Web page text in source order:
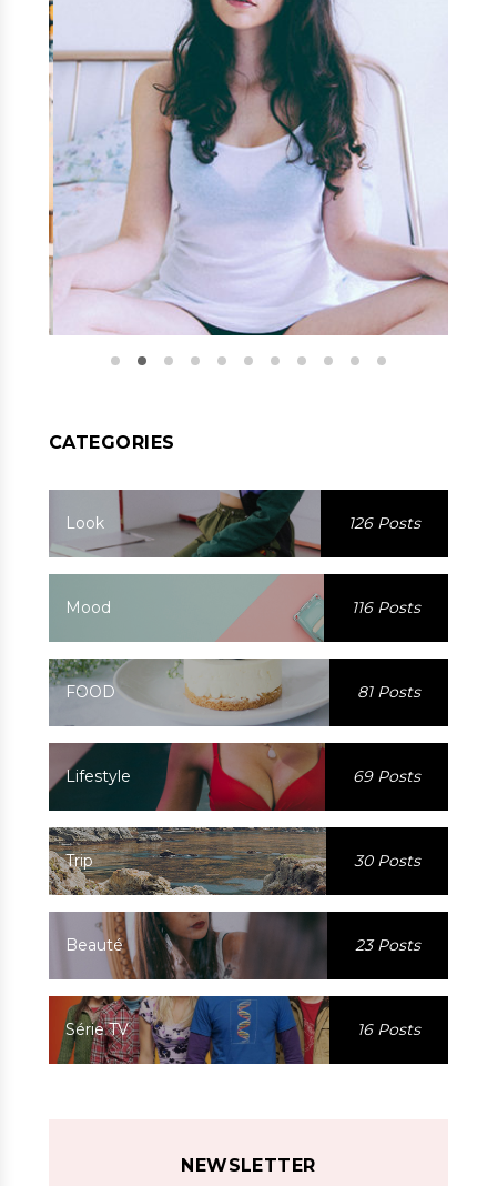
CATEGORIES
Look 126 Posts
Mood 116 Posts
FOOD 81 Posts
Lifestyle 69 Posts
Trip 30 Posts
Beauté 23 Posts
Série TV 16 Posts
NEWSLETTER